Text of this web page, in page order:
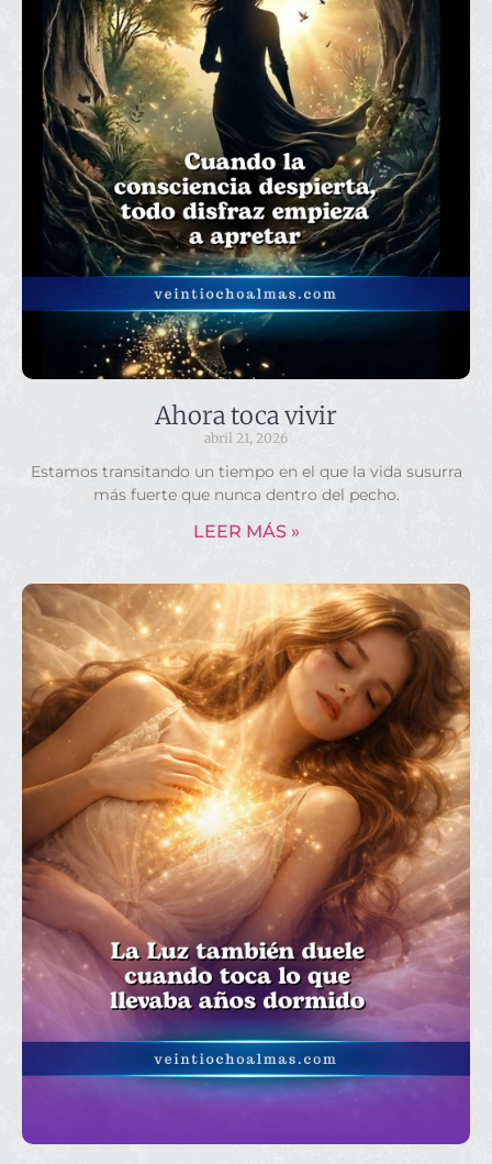
Ahora toca vivir
abril 21, 2026
Estamos transitando un tiempo en el que la vida susurra
más fuerte que nunca dentro del pecho.
LEER MÁS »